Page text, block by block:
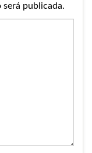
publicada.